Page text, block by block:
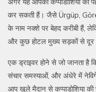
कर सकती हैं। जैसे Ürgüp,
के नाम नक्शे पर बेहद करीबी हैं,
और कुछ होटल मुख्य सड़कों से दूर
एक ड्राइवर होने से जो जानता है
संचार समस्याओं, और अंधेरे में
आप खुले मैदान से कप्पाडोशिया